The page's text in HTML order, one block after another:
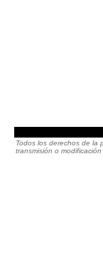
Todos los derechos de la
transmisión o